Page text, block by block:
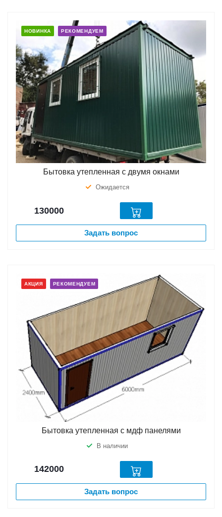
НОВИНКА РЕКОМЕНДУЕМ
Бытовка утепленная с двумя окнами
Ожидается
130000
Задать вопрос
АКЦИЯ РЕКОМЕНДУЕМ
Бытовка утепленная с мдф панелями
В наличии
142000
Задать вопрос